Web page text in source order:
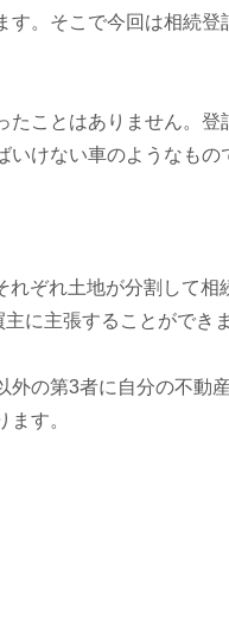
。そこで今回は相続登
ことはありません。
けない車のようなもの
ぞれ土地が分割して相
に主張することができま
の第3者に自分の不動
す。